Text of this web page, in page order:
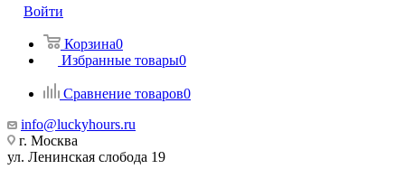
Войти
Корзина0
Избранные товары0
Сравнение товаров0
info@luckyhours.ru
г. Москва
ул. Ленинская слобода 19